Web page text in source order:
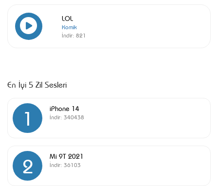
LOL
Komik
İndir: 821
En İyi 5 Zil Sesleri
1 iPhone 14
İndir: 340438
2 Mi 9T 2021
İndir: 36103